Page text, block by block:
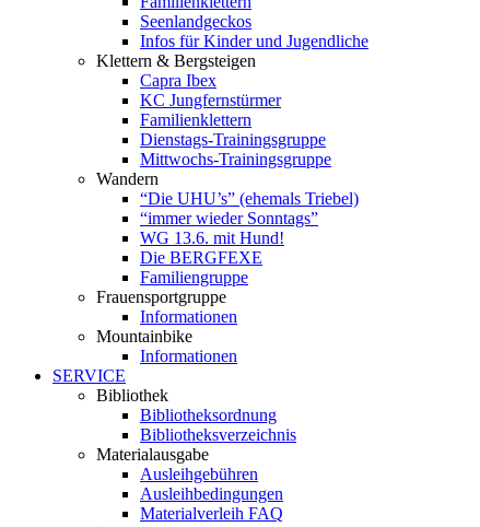
Seenlandgeckos
Infos für Kinder und Jugendliche
Klettern & Bergsteigen
Capra Ibex
KC Jungfernstürmer
Familienklettern
Dienstags-Trainingsgruppe
Mittwochs-Trainingsgruppe
Wandern
“Die UHU’s” (ehemals Triebel)
“immer wieder Sonntags”
WG 13.6. mit Hund!
Die BERGFEXE
Familiengruppe
Frauensportgruppe
Informationen
Mountainbike
Informationen
SERVICE
Bibliothek
Bibliotheksordnung
Bibliotheksverzeichnis
Materialausgabe
Ausleihgebühren
Ausleihbedingungen
Materialverleih FAQ